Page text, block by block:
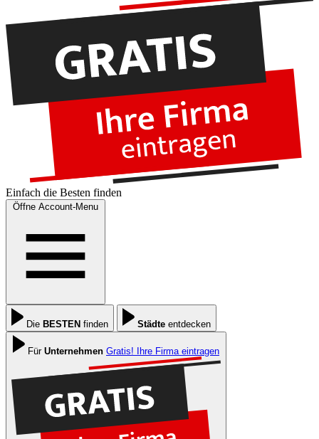
Einfach die Besten finden
Öffne Account-Menu
Die BESTEN finden Städte entdecken
Für Unternehmen Gratis! Ihre Firma eintragen